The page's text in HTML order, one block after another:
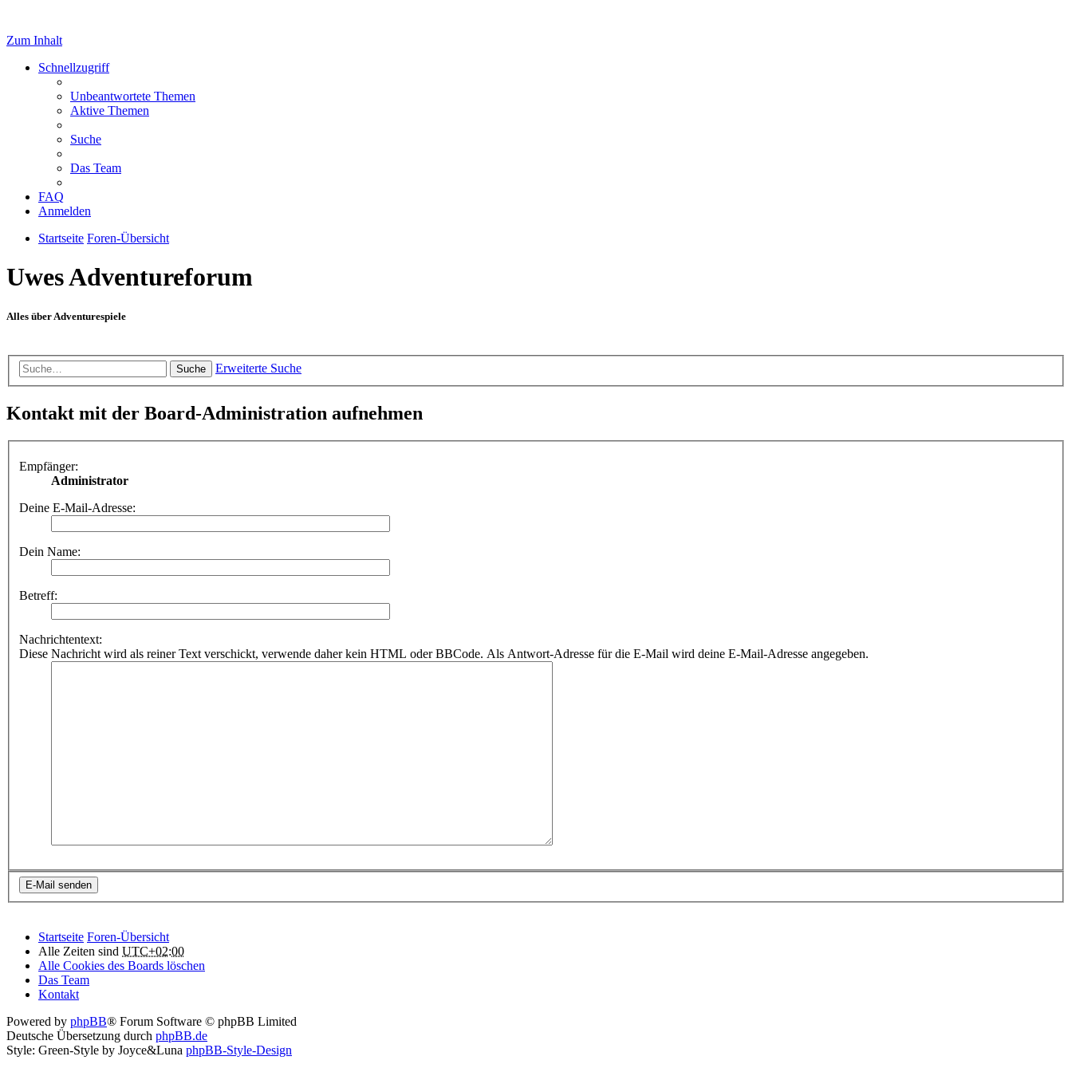
Zum Inhalt
Schnellzugriff
Unbeantwortete Themen
Aktive Themen
Suche
Das Team
FAQ
Anmelden
Startseite Foren-Übersicht
Uwes Adventureforum
Alles über Adventurespiele
Suche Erweiterte Suche
Kontakt mit der Board-Administration aufnehmen
Empfänger:
Administrator
Deine E-Mail-Adresse:
Dein Name:
Betreff:
Nachrichtentext:
Diese Nachricht wird als reiner Text verschickt, verwende daher kein HTML oder BBCode. Als Antwort-Adresse für die E-Mail wird deine E-Mail-Adresse angegeben.
Startseite Foren-Übersicht
Alle Zeiten sind UTC+02:00
Alle Cookies des Boards löschen
Das Team
Kontakt
Powered by phpBB® Forum Software © phpBB Limited
Deutsche Übersetzung durch phpBB.de
Style: Green-Style by Joyce&Luna phpBB-Style-Design